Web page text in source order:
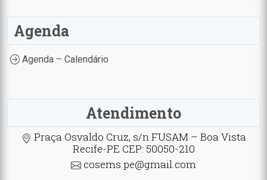
Agenda
Agenda – Calendário
Atendimento
Praça Osvaldo Cruz, s/n FUSAM – Boa Vista
Recife-PE CEP: 50050-210
cosems.pe@gmail.com